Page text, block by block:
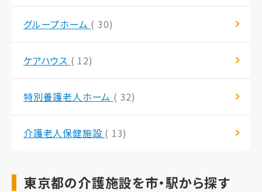
グループホーム ( 30)
ケアハウス ( 12)
特別養護老人ホーム ( 32)
介護老人保健施設 ( 13)
東京都の介護施設を市・駅から探す